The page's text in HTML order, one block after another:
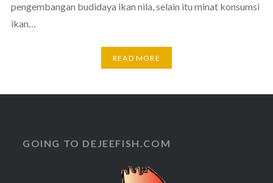
pengembangan budidaya ikan nila, selain itu minat konsumsi
ikan…
READ MORE
GOING TO DEJEEFISH.COM